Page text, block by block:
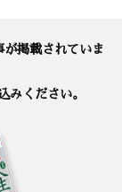
が掲載されていま
みください。